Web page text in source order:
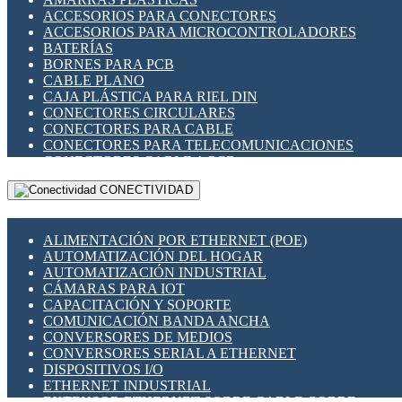
INDICADORES PARA PANEL
INTERFACES DE RELÉ
INTERRUPTORES FIN DE CARRERA
LLAVES CONMUTADORAS
MEDIDORES DE ENERGÍA Y TC'S DE CORRIENTE
MOTORES PASO A PASO
PANTALLAS HMI
PLC -CONTROLADORES LÓGICO PROGRAMABLES
PROGRAMADORES DE HORARIO
RELÉS DE PROTECCIÓN
SENSORES CAPACITIVOS
SENSORES INDUCTIVOS
TEMPORIZADORES
VARIACS
VARIADORES DE FRECUENCIA [VDF]
SECCIONADORES - INTERRUPTORES
MAQUINARIA
ACCESORIOS PARA CONECTORES
ACCESORIOS PARA MICROCONTROLADORES
BATERÍAS
BORNES PARA PCB
CABLE PLANO
CAJA PLÁSTICA PARA RIEL DIN
CONECTORES CIRCULARES
CONECTORES PARA CABLE
CONECTORES PARA TELECOMUNICACIONES
CONECTORES CABLE A PCB
CONECTORES PCB A CABLE
DIP SWITCHES
HERRAMIENTAS VARIAS
ILUMINACIÓN LED
INTERRUPTORES REED
INTERFACES DE RELÉ
OTROS RELÉS
PROTECCIÓN TÉRMICA
RELÉS AUTOMOTRICES
RELÉS DE SEÑAL
RELÉS DE ESTADO SÓLIDO SSR
RELÉS INDUSTRIALES
CONECTIVIDAD
ALIMENTACIÓN POR ETHERNET (POE)
AUTOMATIZACIÓN DEL HOGAR
AUTOMATIZACIÓN INDUSTRIAL
CÁMARAS PARA IOT
CAPACITACIÓN Y SOPORTE
COMUNICACIÓN BANDA ANCHA
CONVERSORES DE MEDIOS
CONVERSORES SERIAL A ETHERNET
DISPOSITIVOS I/O
ETHERNET INDUSTRIAL